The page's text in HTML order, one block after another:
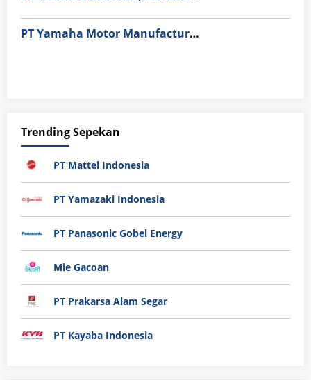
PT Yamaha Motor Manufacturing
Trending Sepekan
PT Mattel Indonesia
PT Yamazaki Indonesia
PT Panasonic Gobel Energy
Mie Gacoan
PT Prakarsa Alam Segar
PT Kayaba Indonesia